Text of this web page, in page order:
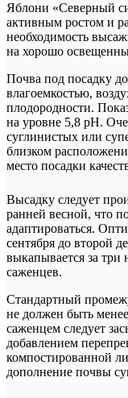
Яблони «Северный
активным ростом и
необходимость
на хорошо
Почва под посадку
влагоемкостью,
плодородности.
на уровне 5,8 рН.
суглинистых или
близком
место посадки
Высадку следует
ранней весной, что
адаптироваться.
сентября до второй
выкапывается за три
саженцев.
Стандартный
не должен быть
саженцем следует
добавлением
компостированной
дополнение почвы